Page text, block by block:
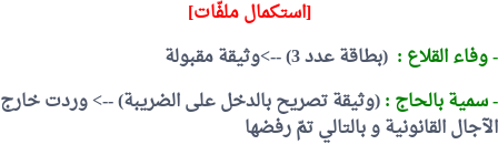
[استكمال ملفّات]
- وفاء القلاع : (بطاقة عدد 3) -->وثيقة مقبولة
- سمية بالحاج :(وثيقة تصريح بالدخل على الضريبة) --> وردت خارج
الآجال القانونية و بالتالي تمّ رفضها